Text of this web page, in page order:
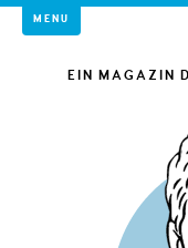
MENU
EIN MAGAZIN